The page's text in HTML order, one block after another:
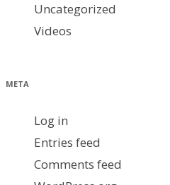
Uncategorized
Videos
META
Log in
Entries feed
Comments feed